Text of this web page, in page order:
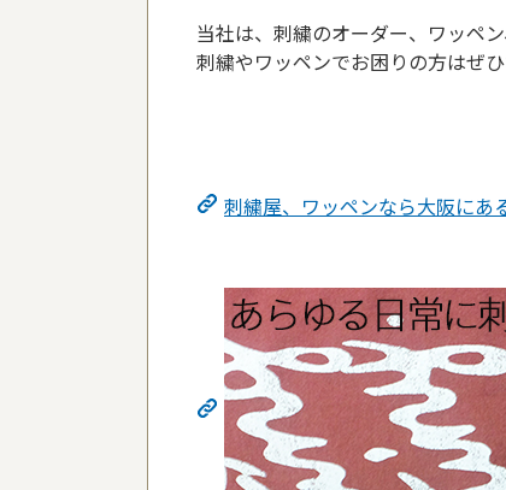
当社は、刺繍のオーダー、ワッペ
刺繍やワッペンでお困りの方はぜ
刺繍屋、ワッペンなら大阪にあ